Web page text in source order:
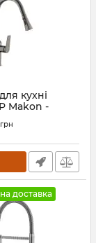
кухні
Makon -
грн
доставка